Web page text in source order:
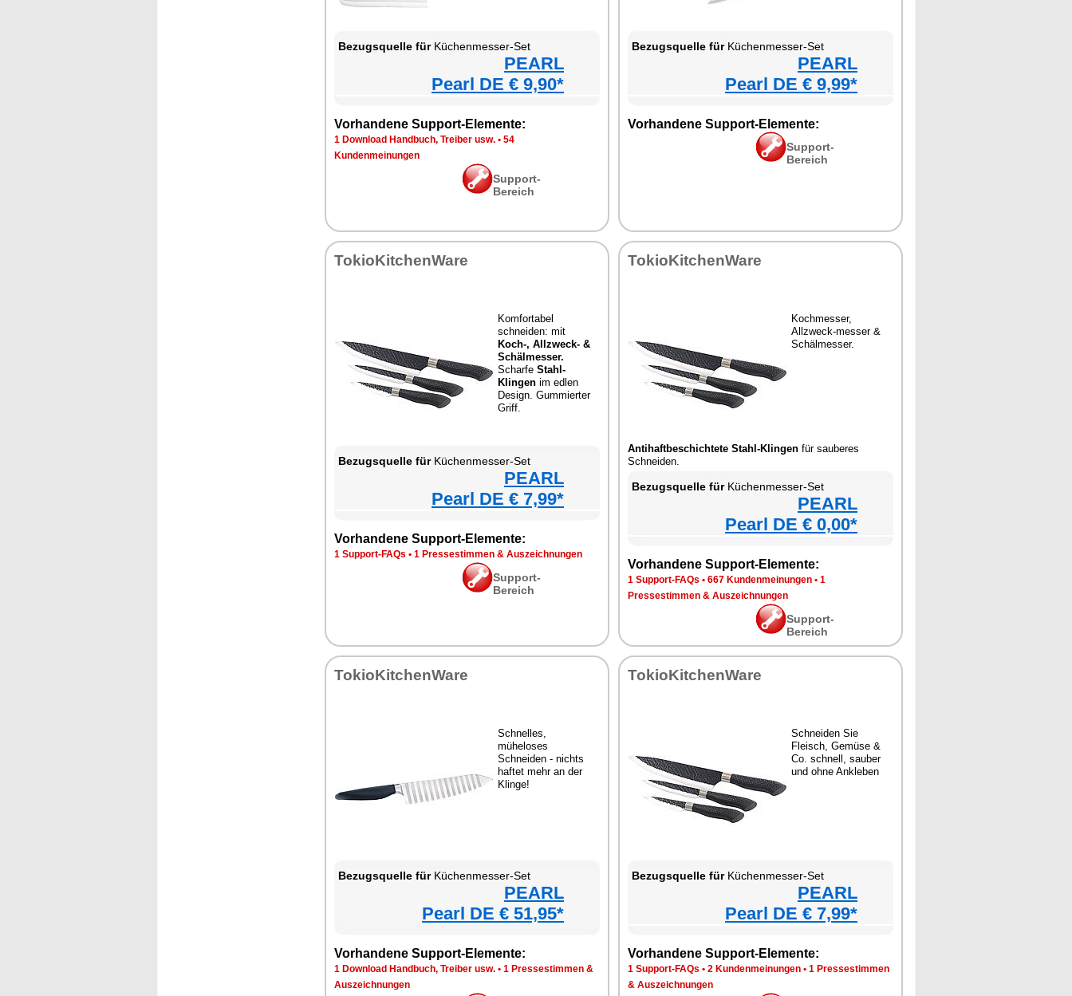
Bezugsquelle fürKüchenmesser-Set
PEARL
Pearl DE € 9,90*
Vorhandene Support-Elemente:
1 Download Handbuch, Treiber usw. • 54
Kundenmeinungen
Support-
Bereich
Bezugsquelle fürKüchenmesser-Set
PEARL
Pearl DE € 9,99*
Vorhandene Support-Elemente:
Support-
Bereich
TokioKitchenWare
Komfortabel
schneiden: mit
Koch-, Allzweck- &
Schälmesser.
Scharfe Stahl-
Klingen im edlen
Design. Gummierter
Griff.
Bezugsquelle fürKüchenmesser-Set
PEARL
Pearl DE € 7,99*
Vorhandene Support-Elemente:
1 Support-FAQs • 1 Pressestimmen & Auszeichnungen
Support-
Bereich
TokioKitchenWare
Kochmesser,
Allzweck-messer &
Schälmesser.
Antihaftbeschichtete Stahl-Klingen für sauberes
Schneiden.
Bezugsquelle fürKüchenmesser-Set
PEARL
Pearl DE € 0,00*
Vorhandene Support-Elemente:
1 Support-FAQs • 667 Kundenmeinungen • 1
Pressestimmen & Auszeichnungen
Support-
Bereich
TokioKitchenWare
Schnelles,
müheloses
Schneiden - nichts
haftet mehr an der
Klinge!
Bezugsquelle fürKüchenmesser-Set
PEARL
Pearl DE € 51,95*
Vorhandene Support-Elemente:
1 Download Handbuch, Treiber usw. • 1 Pressestimmen &
Auszeichnungen
TokioKitchenWare
Schneiden Sie
Fleisch, Gemüse &
Co. schnell, sauber
und ohne Ankleben
Bezugsquelle fürKüchenmesser-Set
PEARL
Pearl DE € 7,99*
Vorhandene Support-Elemente:
1 Support-FAQs • 2 Kundenmeinungen • 1 Pressestimmen
& Auszeichnungen